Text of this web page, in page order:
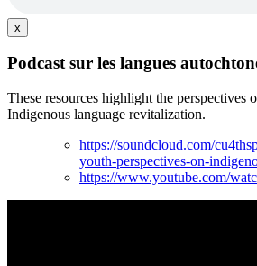
x
Podcast sur les langues
These resources highlight the perspectives
Indigenous language revitalization.
https://soundcloud.com/
youth-perspectives-on-
https://www.youtube.com/